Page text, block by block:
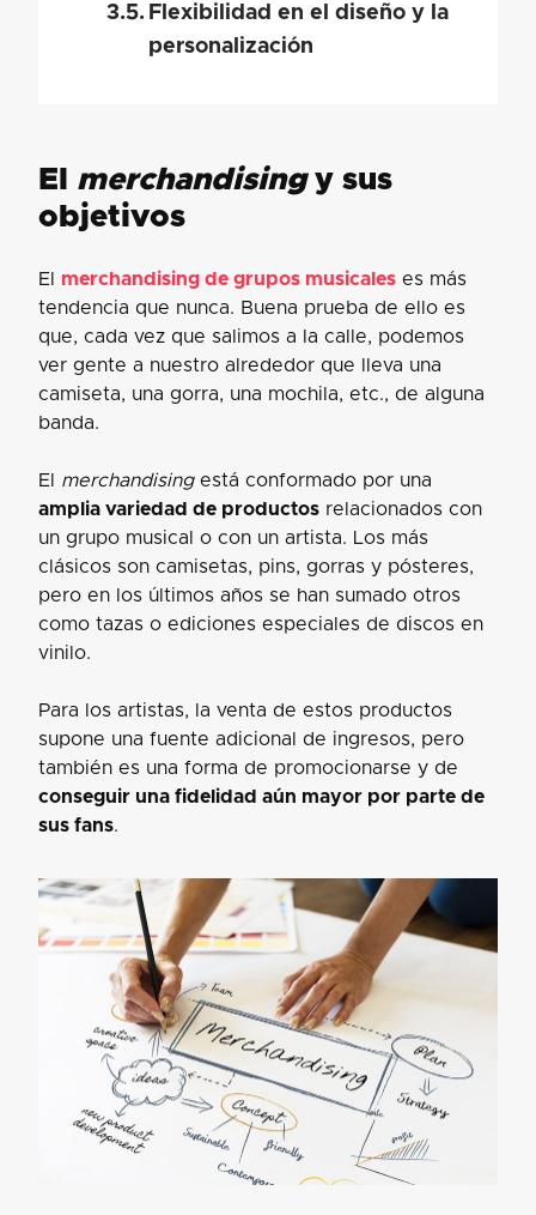
Flexibilidad en el diseño y la
personalización
El merchandisingy sus
objetivos
El merchandising de grupos musicales es más
tendencia que nunca. Buena prueba de ello es
que, cada vez que salimos a la calle, podemos
ver gente a nuestro alrededor que lleva una
camiseta, una gorra, una mochila, etc., de alguna
banda.
El merchandisingestá conformado por una
amplia variedad de productos relacionados con
un grupo musical o con un artista. Los más
clásicos son camisetas, pins, gorras y pósteres,
pero en los últimos años se han sumado otros
como tazas o ediciones especiales de discos en
vinilo.
Para los artistas, la venta de estos productos
supone una fuente adicional de ingresos, pero
también es una forma de promocionarse y de
conseguir una fidelidad aún mayor por parte de
sus fans.